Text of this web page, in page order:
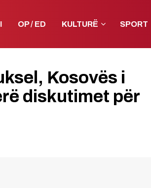
OP / ED KULTURË SPORT
Kosovës i
diskutimet për